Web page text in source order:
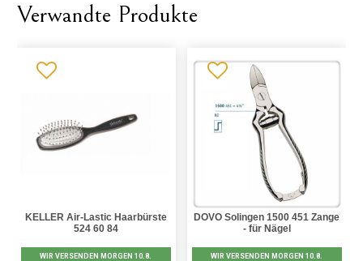
Verwandte Produkte
KELLER Air-Lastic Haarbürste
524 60 84
WIR VERSENDEN MORGEN 10.8.
DOVO Solingen 1500 451 Zange
- für Nägel
WIR VERSENDEN MORGEN 10.8.